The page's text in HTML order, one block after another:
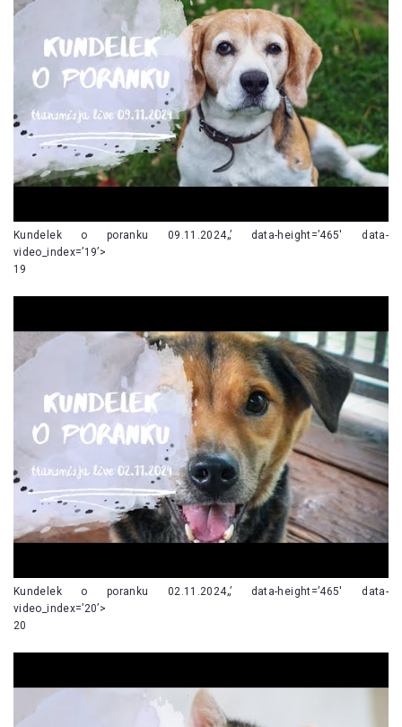
Kundelek o poranku 09.11.2024„’ data-height=’465′ data-
video_index=’19’>
19
Kundelek o poranku 02.11.2024„’ data-height=’465′ data-
video_index=’20’>
20